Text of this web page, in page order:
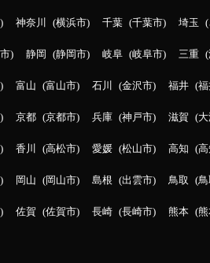
神奈川 横浜市 千葉 千葉市 埼玉
静岡 静岡市 岐阜 岐阜市 三重
富山 富山市 石川 金沢市 福井
京都 京都市 兵庫 神戸市 滋賀
香川 高松市 愛媛 松山市 高知
岡山 岡山市 島根 出雲市 鳥取
佐賀 佐賀市 長崎 長崎市 熊本